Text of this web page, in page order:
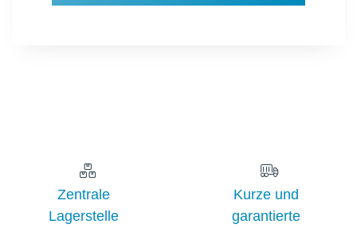
Zentrale
Lagerstelle
Kurze und
garantierte